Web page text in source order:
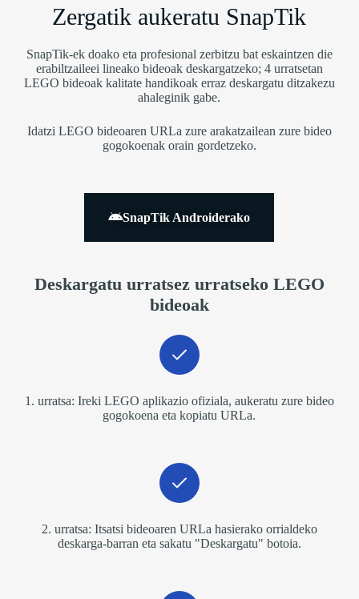
Zergatik aukeratu SnapTik
SnapTik-ek doako eta profesional zerbitzu bat eskaintzen die
erabiltzaileei lineako bideoak deskargatzeko; 4 urratsetan
LEGO bideoak kalitate handikoak erraz deskargatu ditzakezu
ahaleginik gabe.
Idatzi LEGO bideoaren URLa zure arakatzailean zure bideo
gogokoenak orain gordetzeko.
SnapTik Androiderako
Deskargatu urratsez urratseko LEGO
bideoak
1. urratsa: Ireki LEGO aplikazio ofiziala, aukeratu zure bideo
gogokoena eta kopiatu URLa.
2. urratsa: Itsatsi bideoaren URLa hasierako orrialdeko
deskarga-barran eta sakatu "Deskargatu" botoia.